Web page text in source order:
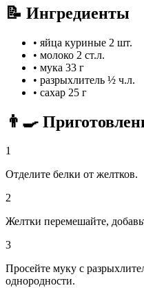
📝 Ингредиенты
• яйца куриные 2 шт.
• молоко 2 ст.л.
• мука 33 г
• разрыхлитель ½ ч.л.
• сахар 25 г
👨‍🍳
1
Отделите белки от желтков.
2
Желтки перемешайте,
3
Просейте муку с
однородности.